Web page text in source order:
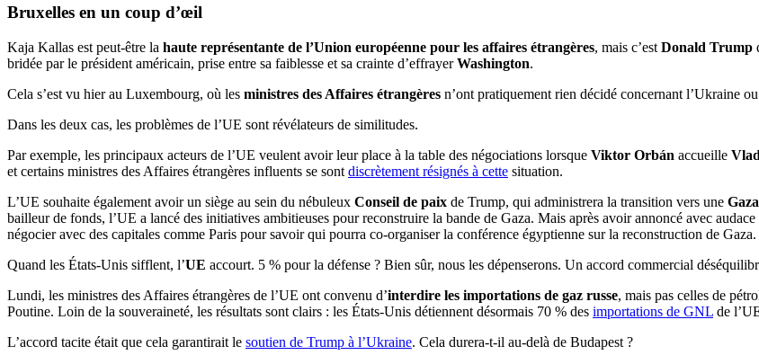
Bruxelles en un coup d’œil
Kaja Kallas est peut-être la haute représentante de l’Union européenne pour les affaires étrangères, mais c’est Donald Trump
bridée par le président américain, prise entre sa faiblesse et sa crainte d’effrayerWashington.
Cela s’est vu hier au Luxembourg, où les ministres des Affaires étrangères n’ont pratiquement rien décidé concernant l’Ukraine
Dans les deux cas, les problèmes de l’UE sont révélateurs de similitudes.
Par exemple, les principaux acteurs de l’UE veulent avoir leur place à la table des négociations lorsque Viktor Orbán accueille
et certains ministres des Affaires étrangères influents se sont discrètement résignés à cette situation.
L’UE souhaite également avoir un siège au sein du nébuleux Conseil de paix de Trump, qui administrera la transition vers une
bailleur de fonds, l’UE a lancé des initiatives ambitieuses pour reconstruire la bande de Gaza. Mais après avoir annoncé avec
négocier avec des capitales comme Paris pour savoir qui pourra co-organiser la conférence égyptienne sur la reconstruction de Gaza.
Quand les États-Unis sifflent, l’UE accourt. 5 % pour la défense ? Bien sûr, nous les dépenserons. Un accord commercial
Lundi, les ministres des Affaires étrangères de l’UE ont convenu d’interdire les importations de gaz russe, mais pas celles de
Poutine. Loin de la souveraineté, les résultats sont clairs : les États-Unis détiennent désormais 70 % des importations de GNL de
L’accord tacite était que cela garantirait le soutien de Trump à l’Ukraine. Cela durera-t-il au-delà de Budapest ?